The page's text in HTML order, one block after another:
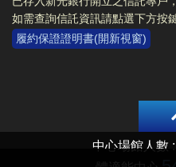
如需查詢信託資訊請點選下方按
履約保證證明書(開新視窗)